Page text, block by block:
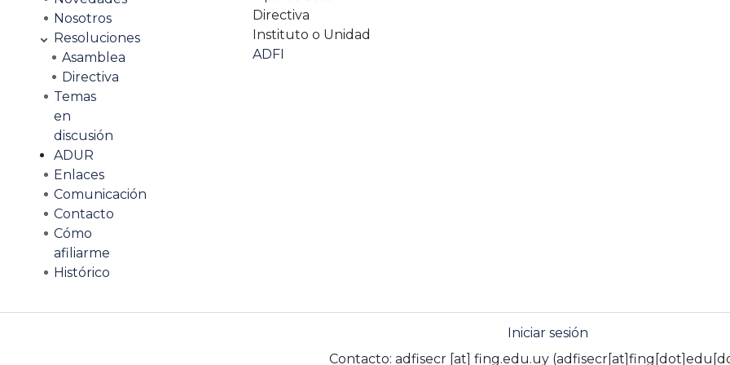
Nosotros
Resoluciones
Asamblea
Directiva
Temas
en
discusión
ADUR
Enlaces
Comunicación
Contacto
Cómo
afiliarme
Histórico
Directiva
Instituto o Unidad
ADFI
Iniciar sesión
Contacto: adfisecr [at] fing.edu.uy